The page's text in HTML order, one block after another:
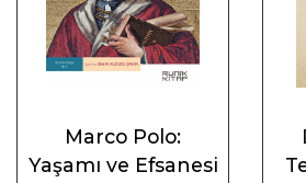
Marco Polo:
Yaşamı ve Efsanesi